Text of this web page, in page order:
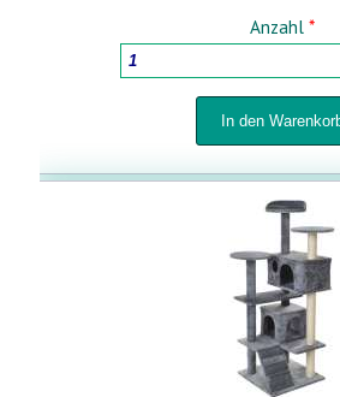
Anzahl *